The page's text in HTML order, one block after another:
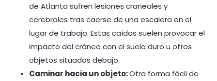
de Atlanta sufren lesiones craneales y
cerebrales tras caerse de una escalera en el
lugar de trabajo. Estas caídas suelen provocar el
impacto del cráneo con el suelo duro u otros
objetos situados debajo.
Caminar hacia un objeto:Otra forma fácil de